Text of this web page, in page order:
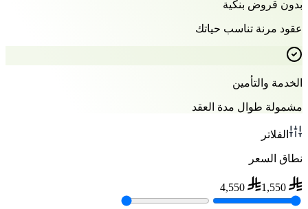
بدون قروض بنكية
عقود مرنة تناسب حياتك
الخدمة والتأمين
مشمولة طوال مدة العقد
الفلاتر
نطاق السعر
1,550
4,550